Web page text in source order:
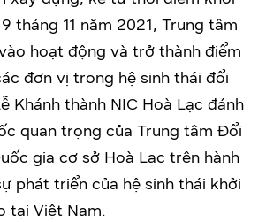
tháng 11 năm 2021, Trung tâm
hoạt động và trở thành điểm
đơn vị trong hệ sinh thái đổi
Khánh thành NIC Hoà Lạc đánh
quan trọng của Trung tâm Đổi
gia cơ sở Hoà Lạc trên hành
phát triển của hệ sinh thái khởi
tại Việt Nam.